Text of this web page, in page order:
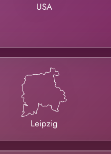
USA
Leipzig